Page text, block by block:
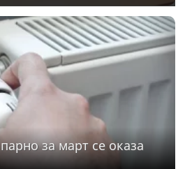
за март се оказа